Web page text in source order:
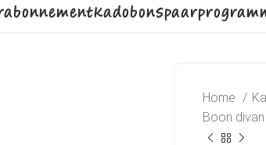
Kadobon
Home
Boon